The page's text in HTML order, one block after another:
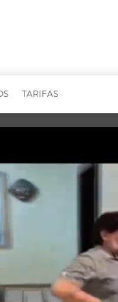
DR. BEAUTY
EL SEÑOR DE LOS
ARGENTINOS X
CARAS Y NEGOCIOS
SCOUTING PARA UN
TARIFAS